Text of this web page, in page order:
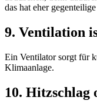
das hat eher
9. Ventilation
Ein Ventilator sorgt für
Klimaanlage.
10. Hitzschlag